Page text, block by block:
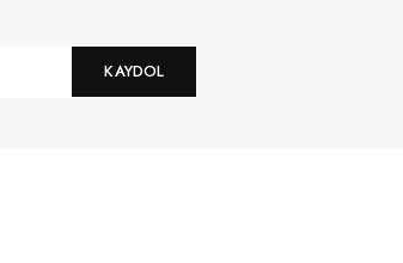
KAYDOL